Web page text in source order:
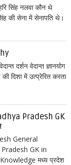
सिंह नलवा कौन थे
की सेना में सेनापति थे।
दर्शन वेदान्त ज्ञानयोग
की दिशा में उत्प्रेरित करता
Pradesh GK
General
GK in
मध्य प्रदेश